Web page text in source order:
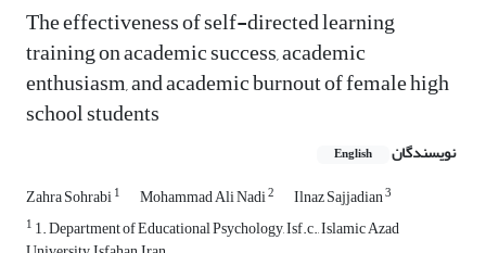
The effectiveness of self-directed learning
training on academic success, academic
enthusiasm, and academic burnout of female high
school students
نویسندگان English
Zahra Sohrabi1 Mohammad Ali Nadi2 Ilnaz Sajjadian3
1 1. Department of Educational Psychology, Isf.c., Islamic Azad